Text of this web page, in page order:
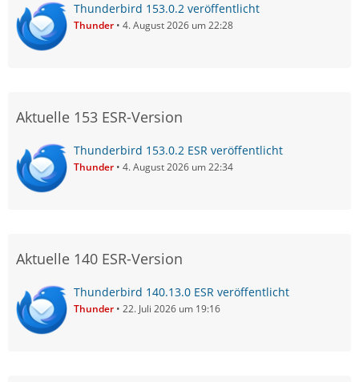
Thunderbird 153.0.2 veröffentlicht
Thunder 4. August 2026 um 22:28
Aktuelle 153 ESR-Version
Thunderbird 153.0.2 ESR veröffentlicht
Thunder 4. August 2026 um 22:34
Aktuelle 140 ESR-Version
Thunderbird 140.13.0 ESR veröffentlicht
Thunder 22. Juli 2026 um 19:16